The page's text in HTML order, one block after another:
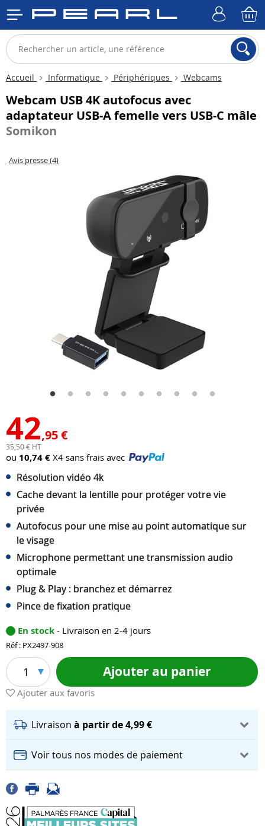
Accueil Informatique Périphériques Webcams
Webcam USB 4K autofocus avec
adaptateur USB-A femelle vers USB-C mâle
Somikon
Avis presse (4)
42,95 €
35,50 € HT
ou 10,74 € X4 sans frais avec
Résolution vidéo 4k
Cache devant la lentille pour protéger votre vie
privée
Autofocus pour une mise au point automatique sur
le visage
Microphone permettant une transmission audio
optimale
Plug & Play : branchez et démarrez
Pince de fixation pratique
En stock - Livraison en 2-4 jours
Réf : PX2497-908
1 Ajouter au panier
Ajouter aux favoris
Livraison à partir de 4,99 €
Voir tous nos modes de paiement